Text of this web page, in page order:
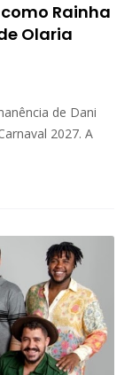
Rainha
Olaria
de Dani
2027. A